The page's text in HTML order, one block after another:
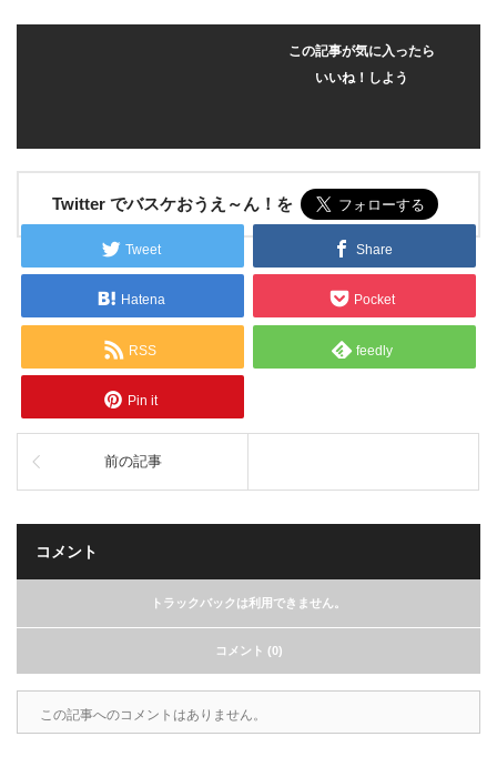
この記事が気に入ったら
いいね！しよう
Twitter でバスケおうえ～ん！を
Tweet Share
Hatena Pocket
RSS feedly
Pin it
前の記事
コメント
トラックバックは利用できません。
コメント (0)
この記事へのコメントはありません。